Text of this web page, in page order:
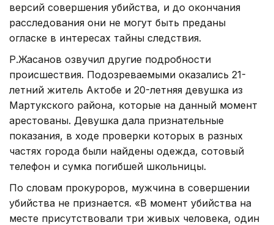
версий совершения убийства, и до окончания
расследования они не могут быть преданы
огласке в интересах тайны следствия.
Р.Жасанов озвучил другие подробности
происшествия. Подозреваемыми оказались 21-
летний житель Актобе и 20-летняя девушка из
Мартукского района, которые на данный момент
арестованы. Девушка дала признательные
показания, в ходе проверки которых в разных
частях города были найдены одежда, сотовый
телефон и сумка погибшей школьницы.
По словам прокуроров, мужчина в совершении
убийства не признается. «В момент убийства на
месте присутствовали три живых человека, один